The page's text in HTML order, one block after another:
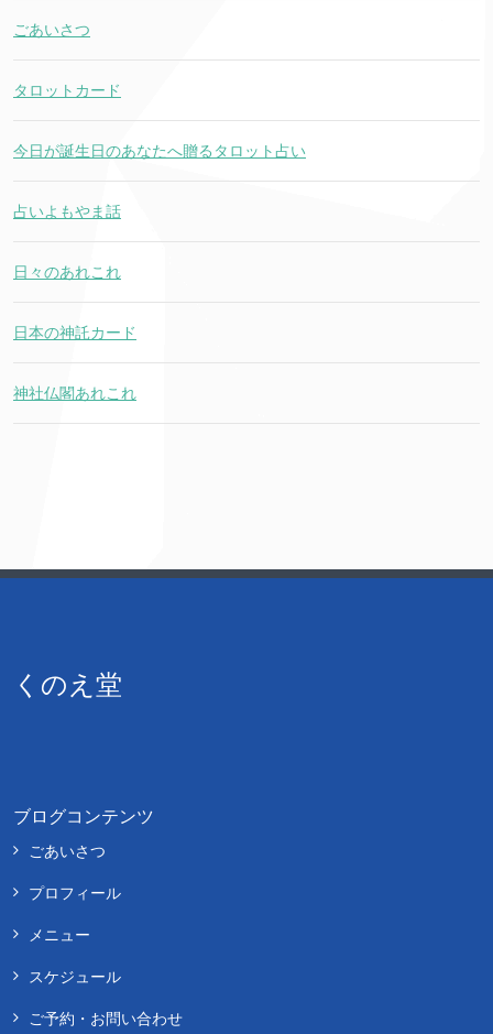
ごあいさつ
タロットカード
今日が誕生日のあなたへ贈るタロット占い
占いよもやま話
日々のあれこれ
日本の神託カード
神社仏閣あれこれ
くのえ堂
ブログコンテンツ
ごあいさつ
プロフィール
メニュー
スケジュール
ご予約・お問い合わせ